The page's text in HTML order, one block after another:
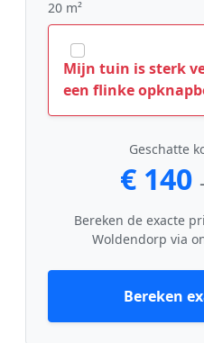
20 m²
Mijn tuin is sterk
een flinke
Geschatte
€ 140 -
Bereken de exacte
Woldendorp via
Bereken